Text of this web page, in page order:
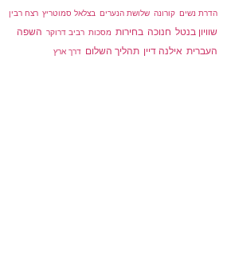
הדרת נשים קורונה שלושת הנערים בצלאל סמוטריץ רצח רבין
שוויון בנטל חנוכה בחירות מסכות רביב דרוקר השפה
העברית אילנה דיין תהליך השלום דרך ארץ